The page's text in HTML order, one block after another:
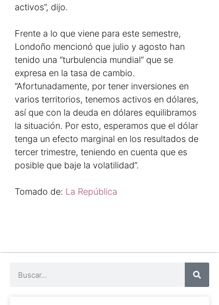
activos”, dijo.
Frente a lo que viene para este semestre,
Londoño mencionó que julio y agosto han
tenido una “turbulencia mundial” que se
expresa en la tasa de cambio.
“Afortunadamente, por tener inversiones en
varios territorios, tenemos activos en dólares,
así que con la deuda en dólares equilibramos
la situación. Por esto, esperamos que el dólar
tenga un efecto marginal en los resultados de
tercer trimestre, teniendo en cuenta que es
posible que baje la volatilidad”.
Tomado de: La República